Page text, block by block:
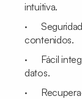
intuitiva.
· Seguridad
contenidos.
· Fácil
datos.
·